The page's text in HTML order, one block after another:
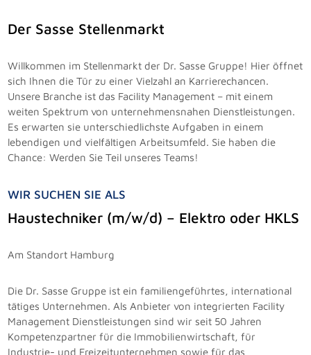
Der Sasse Stellenmarkt
Willkommen im Stellenmarkt der Dr. Sasse Gruppe! Hier öffnet
sich Ihnen die Tür zu einer Vielzahl an Karrierechancen.
Unsere Branche ist das Facility Management – mit einem
weiten Spektrum von unternehmensnahen Dienstleistungen.
Es erwarten sie unterschiedlichste Aufgaben in einem
lebendigen und vielfältigen Arbeitsumfeld. Sie haben die
Chance: Werden Sie Teil unseres Teams!
WIR SUCHEN SIE ALS
Haustechniker (m/w/d) – Elektro oder HKLS
Am Standort Hamburg
Die Dr. Sasse Gruppe ist ein familiengeführtes, international
tätiges Unternehmen. Als Anbieter von integrierten Facility
Management Dienstleistungen sind wir seit 50 Jahren
Kompetenzpartner für die Immobilienwirtschaft, für
Industrie- und Freizeitunternehmen sowie für das